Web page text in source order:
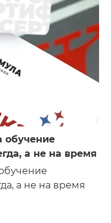
обучение
а не на время
а не на время